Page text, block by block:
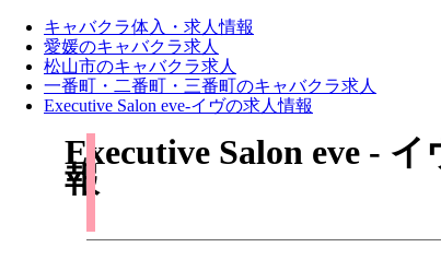
キャバクラ体入・求人情報
愛媛のキャバクラ求人
松山市のキャバクラ求人
一番町・二番町・三番町のキャバクラ求人
Executive Salon eve-イヴの求人情報
Executive Salon eve -
報